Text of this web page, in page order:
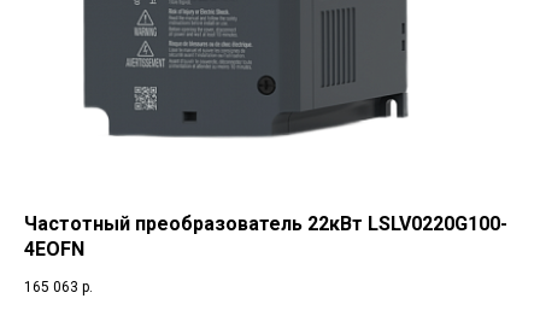
Частотный преобразователь 22кВт LSLV0220G100-
4EOFN
165 063 р.